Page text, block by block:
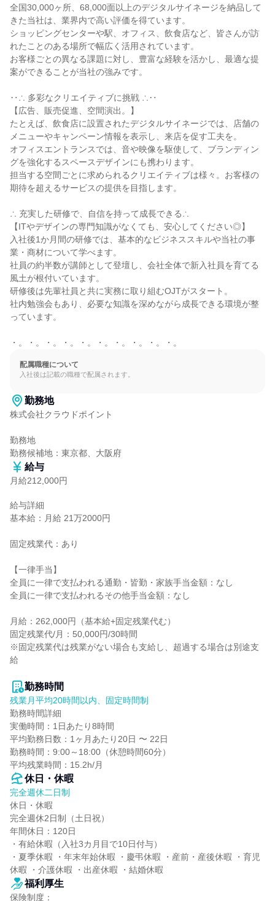
全国30,000ヶ所、68,000面以上のデジタルサイネージを納品して
きた当社は、業界内で高い評価を得ています。
ショッピングセンターや駅、オフィス、飲食店など、皆さんが訪
れたことのある場所で幅広く活用されています。
お客様ごとの異なる課題に対し、豊富な経験を活かし、最適な提
案ができることが当社の強みです。
‥∴ 多彩なクリエイティブに挑戦 ∴‥
【広告、販売促進、空間演出。】
たとえば、飲食店に設置されたデジタルサイネージでは、店舗の
メニューやキャンペーン情報を表示し、来店を促す工夫を。
オフィスエントランスでは、音や映像を駆使して、ブランディン
グを強化するスペースデザインにも携わります。
担当する空間ごとに求められるクリエイティブは様々。お客様の
期待を超えるサービスの提供を目指します。
∴ 充実した研修で、自信を持って成長できる∴
【ITやデザインの専門知識がなくても、安心してください◎】
入社後1か月間の研修では、基本的なビジネススキルや当社の事
業・商材について学べます。
社員の約半数が講師として登壇し、会社全体で新入社員を育てる
風土が根付いています。
研修後は先輩社員と共に実務に取り組むOJTがスタート。
社内勉強会もあり、必要な知識を深めながら成長できる環境が整
っています。
・。・。・。・。・。・。・。・。・。・。
配属職種について
入社後は記載の職種で配属されます。
勤務地
株式会社クラウドポイント
勤務地
勤務候補地：東京都、大阪府
給与
月給212,000円
給与詳細
基本給：月給 21万2000円
固定残業代：あり
【一律手当】
全員に一律で支払われる通勤・皆勤・家族手当金額：なし
全員に一律で支払われるその他手当金額：なし
月給：262,000円（基本給+固定残業代む）
固定残業代/月：50,000円/30時間
※固定残業代は残業がない場合も支給し、超過する場合は別途支
給
勤務時間
残業月平均20時間以内、固定時間制
勤務時間詳細
実働時間：1日あたり8時間
平均勤務日数：1ヶ月あたり20日 〜 22日
勤務時間：9:00～18:00（休憩時間60分）
平均残業時間：15.2h/月
休日・休暇
完全週休二日制
休日・休暇
完全週休2日制（土日祝）
年間休日：120日
・有給休暇（入社3カ月目で10日付与）
・夏季休暇 ・年末年始休暇 ・慶弔休暇 ・産前・産後休暇 ・育児
休暇 ・介護休暇 ・出産休暇 ・結婚休暇
福利厚生
保険制度：